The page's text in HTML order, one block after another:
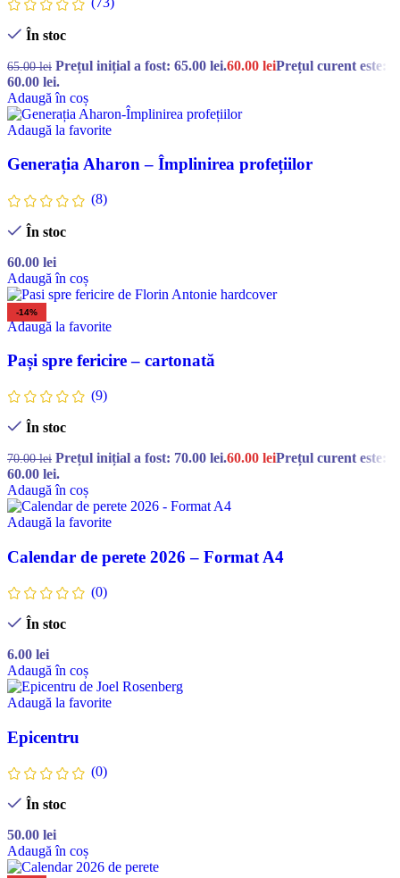
În stoc
65.00lei Prețul inițial a fost: 65.00 lei.60.00 leiPrețul curent este:
60.00 lei.
Adaugă în coș
Adaugă la favorite
Generația Aharon – Împlinirea profețiilor
(8)
În stoc
60.00 lei
Adaugă în coș
-14%
Adaugă la favorite
Pași spre fericire – cartonată
(9)
În stoc
70.00lei Prețul inițial a fost: 70.00 lei.60.00 leiPrețul curent este:
60.00 lei.
Adaugă în coș
Adaugă la favorite
Calendar de perete 2026 – Format A4
(0)
În stoc
6.00 lei
Adaugă în coș
Adaugă la favorite
Epicentru
(0)
În stoc
50.00 lei
Adaugă în coș